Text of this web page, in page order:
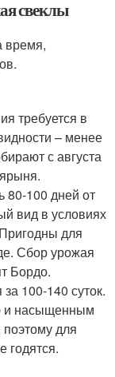
свеклы
время,
требуется в
– менее
с августа
80-100 дней от
вид в условиях
для
Сбор урожая
Бордо.
100-140 суток.
и насыщенным
для
годятся.